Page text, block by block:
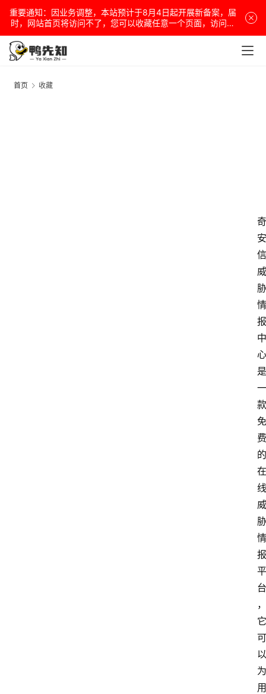
重要通知：因业务调整，本站预计于8月4日起开展新备案，届
时，网站首页将访问不了，您可以收藏任意一个页面，访问网
站！
首页 收藏
奇
安
信
威
胁
情
报
中
心
是
一
款
免
费
的
在
线
威
胁
情
报
平
台
，
它
可
以
为
用